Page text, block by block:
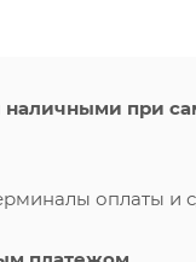
наличными при
оплаты и